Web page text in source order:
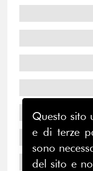
Questo sito
e di terze
sono
del sito e